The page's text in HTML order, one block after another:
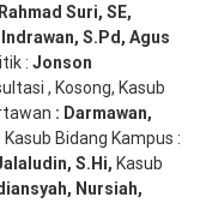
Rahmad Suri, SE,
Indrawan, S.Pd , Agus
: Jonson
, Kosong, Kasub
: Darmawan,
Kasub Bidang Kampus :
, S.Hi, Kasub
, Nursiah,